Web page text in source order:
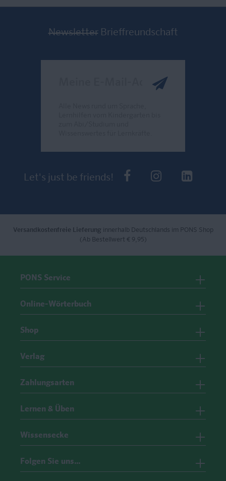
Newsletter Brieffreundschaft
Let's just be friends! PONS beiPONS bei
Versandkostenfreie Lieferung innerhalb Deutschlands im PONS Shop
(Ab Bestellwert € 9,95)
PONS Service
Online-Wörterbuch
Shop
Verlag
Zahlungsarten
Lernen & Üben
Wissensecke
Folgen Sie uns…